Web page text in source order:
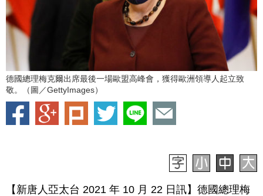
德國總理梅克爾出席最後一場歐盟高峰會，獲得歐洲領導人起立致
敬。（圖／GettyImages）
【新唐人亞太台 2021 年 10 月 22 日訊】德國總理梅